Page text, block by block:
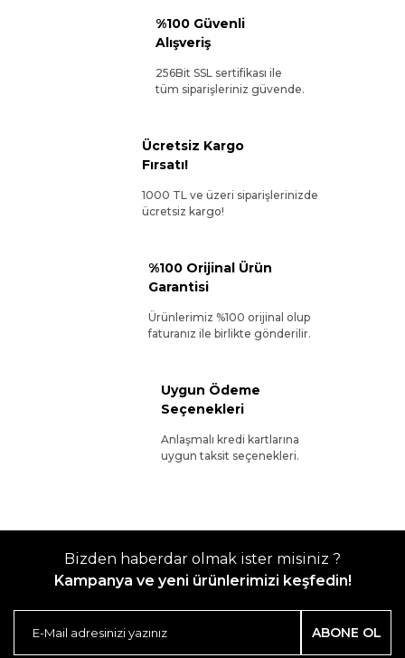
%100 Güvenli
Alışveriş
256Bit SSL sertifikası ile
tüm siparişleriniz güvende.
Ücretsiz Kargo
Fırsatı!
1000 TL ve üzeri siparişlerinizde
ücretsiz kargo!
%100 Orijinal Ürün
Garantisi
Ürünlerimiz %100 orijinal olup
faturanız ile birlikte gönderilir.
Uygun Ödeme
Seçenekleri
Anlaşmalı kredi kartlarına
uygun taksit seçenekleri.
Bizden haberdar olmak ister misiniz ?
Kampanya ve yeni ürünlerimizi keşfedin!
ABONE OL